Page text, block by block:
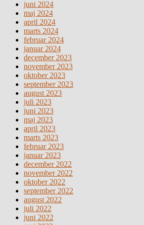
juni 2024
maj 2024
april 2024
marts 2024
februar 2024
januar 2024
december 2023
november 2023
oktober 2023
september 2023
august 2023
juli 2023
juni 2023
maj 2023
april 2023
marts 2023
februar 2023
januar 2023
december 2022
november 2022
oktober 2022
september 2022
august 2022
juli 2022
juni 2022